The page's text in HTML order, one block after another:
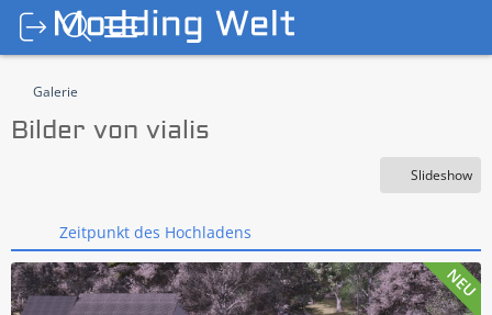
Galerie
Bilder von vialis
Slideshow
Zeitpunkt des Hochladens
NEU